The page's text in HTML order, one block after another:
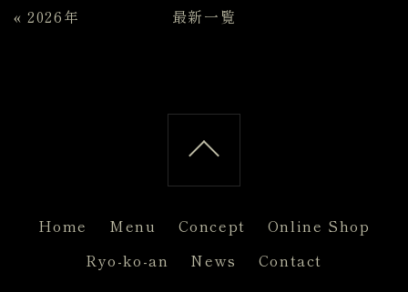
«2026年 最新一覧
ペー
Home Menu Concept
Online Shop
Ryo-ko-an
News Contact